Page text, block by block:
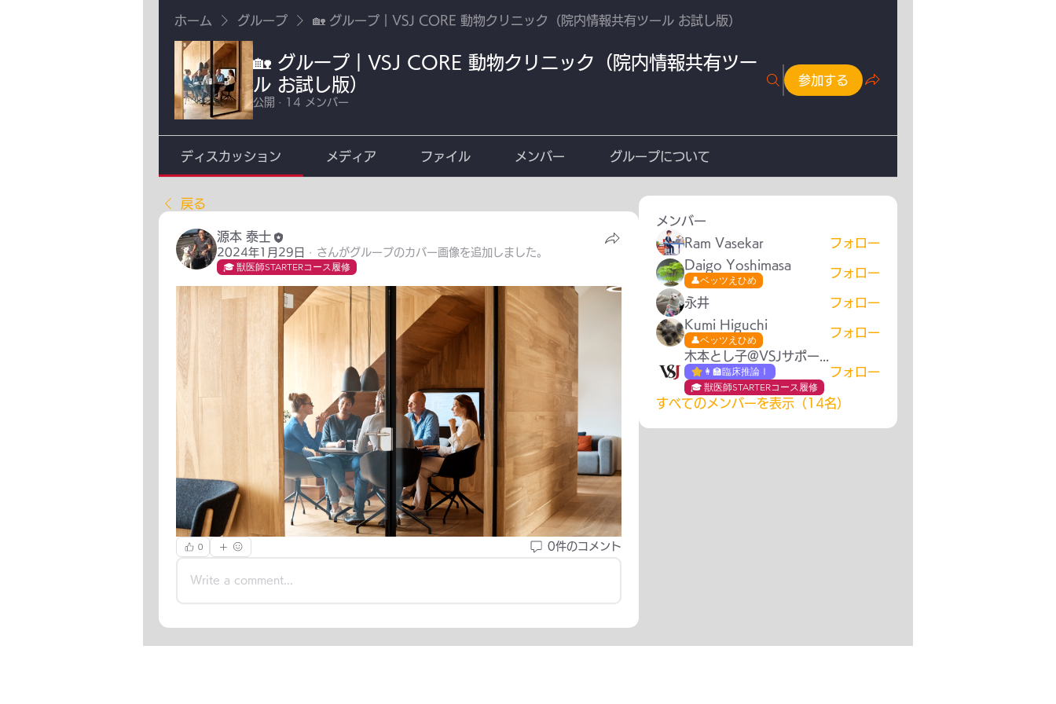
ホーム グループ 🏡 グループ｜VSJ CORE 動物クリニック（院内情報共有ツール お試し版）
🏡 グループ｜VSJ CORE 動物クリニック（院内情報共有ツー
ル お試し版）
公開 · 14 メンバー
参加する
ディスカッション メディア ファイル メンバー グループについて
戻る
源本 泰士
2024年1月29日 · さんがグループのカバー画像を追加しました。
🎓 獣医師STARTERコース履修
0 0件のコメント
Write a comment...
メンバー
Ram Vasekar
フォロー
Daigo Yoshimasa
👤ベッツえひめ
フォロー
永井
フォロー
Kumi Higuchi
👤ベッツえひめ
フォロー
👩‍🏫臨床推論Ⅰ
🎓 獣医師STARTERコース履修
フォロー
すべてのメンバーを表示（14名）